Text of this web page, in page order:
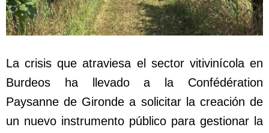
La crisis que atraviesa el sector vitivinícola en
Burdeos ha llevado a la Confédération
Paysanne de Gironde a solicitar la creación de
un nuevo instrumento público para gestionar la